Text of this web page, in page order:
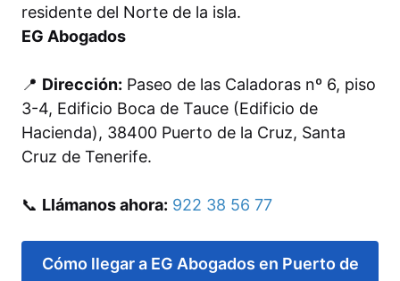
residente del Norte de la isla.
EG Abogados
📍 Dirección: Paseo de las Caladoras nº 6, piso
3-4, Edificio Boca de Tauce (Edificio de
Hacienda), 38400 Puerto de la Cruz, Santa
Cruz de Tenerife.
📞 Llámanos ahora: 922 38 56 77
Cómo llegar a EG Abogados en Puerto de